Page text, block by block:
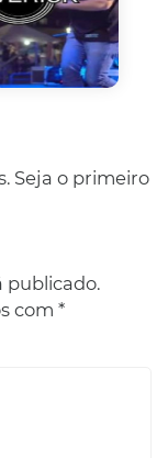
Seja o primeiro
publicado.
com *